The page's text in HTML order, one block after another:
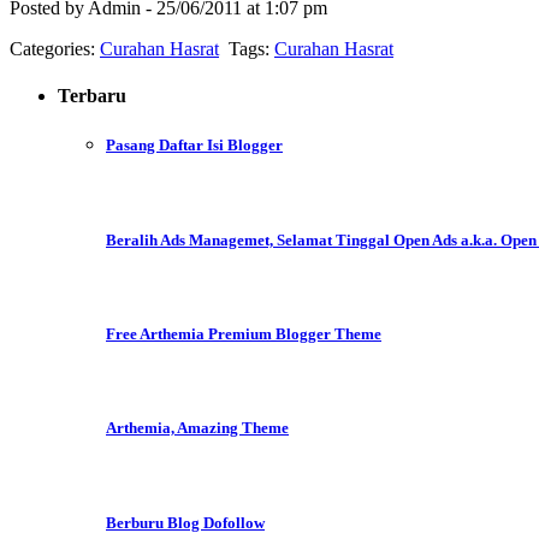
Posted by Admin - 25/06/2011 at 1:07 pm
Categories: Curahan Hasrat Tags: Curahan Hasrat
Terbaru
Pasang Daftar Isi Blogger
Beralih Ads Managemet, Selamat Tinggal Open Ads a.k.a.
Free Arthemia Premium Blogger Theme
Arthemia, Amazing Theme
Berburu Blog Dofollow